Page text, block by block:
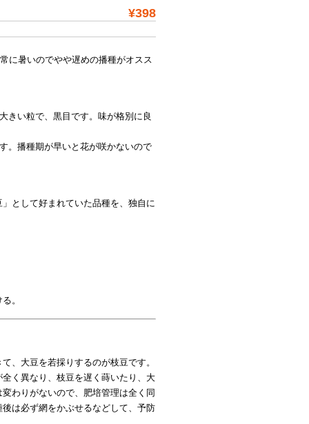
¥398
に暑いのでやや遅めの播種がオスス
きい粒で、黒目です。味が格別に良
。播種期が早いと花が咲かないので
として好まれていた品種を、独自に
。
、大豆を若採りするのが枝豆です。
く異なり、枝豆を遅く蒔いたり、大
わりがないので、肥培管理は全く同
は必ず網をかぶせるなどして、予防